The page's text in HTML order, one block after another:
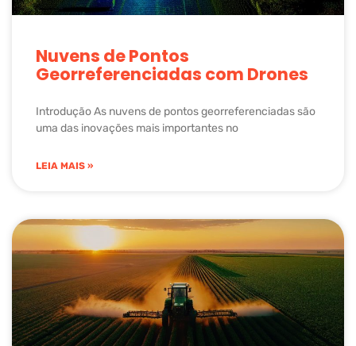
Nuvens de Pontos
Georreferenciadas com Drones
Introdução As nuvens de pontos georreferenciadas são
uma das inovações mais importantes no
LEIA MAIS »